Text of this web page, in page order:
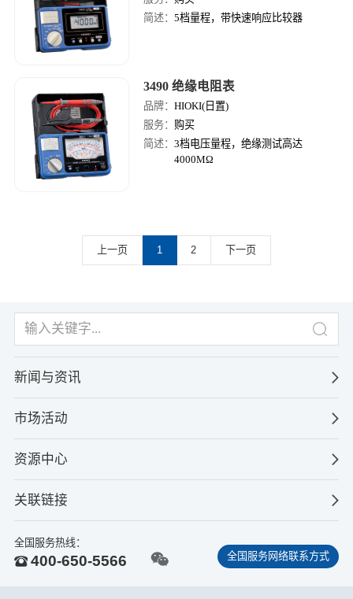
简述：5档量程，带快速响应比较器
3490 绝缘电阻表
品牌：HIOKI(日置)
服务： 购买
简述：3档电压量程，绝缘测试高达
4000MΩ
上一页 1 2 下一页
新闻与资讯
市场活动
资源中心
关联链接
全国服务热线：
400-650-5566 全国服务网络联系方式